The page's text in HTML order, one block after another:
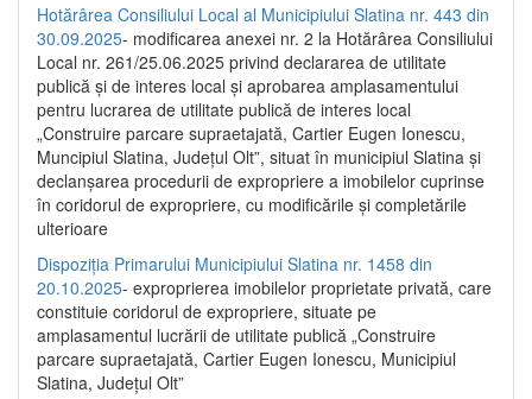
Hotărârea Consiliului Local al Municipiului Slatina nr. 443 din
30.09.2025- modificarea anexei nr. 2 la Hotărârea Consiliului
Local nr. 261/25.06.2025 privind declararea de utilitate
publică şi de interes local şi aprobarea amplasamentului
pentru lucrarea de utilitate publică de interes local
„Construire parcare supraetajată, Cartier Eugen Ionescu,
Muncipiul Slatina, Judeţul Olt”, situat în municipiul Slatina şi
declanşarea procedurii de expropriere a imobilelor cuprinse
în coridorul de expropriere, cu modificările şi completările
ulterioare
Dispoziția Primarului Municipiului Slatina nr. 1458 din
20.10.2025- exproprierea imobilelor proprietate privată, care
constituie coridorul de expropriere, situate pe
amplasamentul lucrării de utilitate publică „Construire
parcare supraetajată, Cartier Eugen Ionescu, Municipiul
Slatina, Județul Olt”